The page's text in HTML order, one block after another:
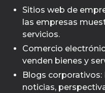
Sitios web de
las empresas
servicios.
Comercio
venden bienes y
Blogs
noticias,